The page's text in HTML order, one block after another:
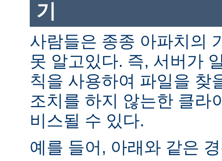
기
사람들은 종종 아파치의
못 알고있다. 즉, 서버가
칙을 사용하여 파일을 찾
조치를 하지 않는한 클라
비스될 수 있다.
예를 들어, 아래와 같은